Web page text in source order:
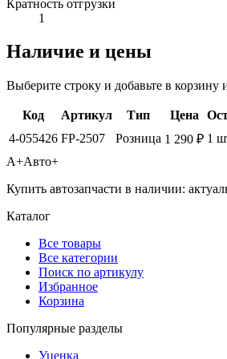
Кратность отгрузки
1
Наличие и цены
Выберите строку и добавьте в
Код Артикул Тип Цена
4-055426 FP-2507 Розница 1 290 ₽ 1
А+Авто+
Купить автозапчасти в наличии:
Каталог
Все товары
Все категории
Поиск по артикулу
Избранное
Корзина
Популярные разделы
Уценка